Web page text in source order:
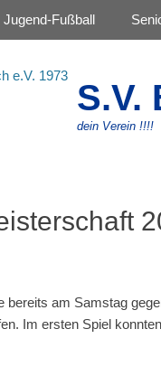
S.V.
dein Verein !!!!
Jugend-Fußball
am Samstag
Im ersten Spiel